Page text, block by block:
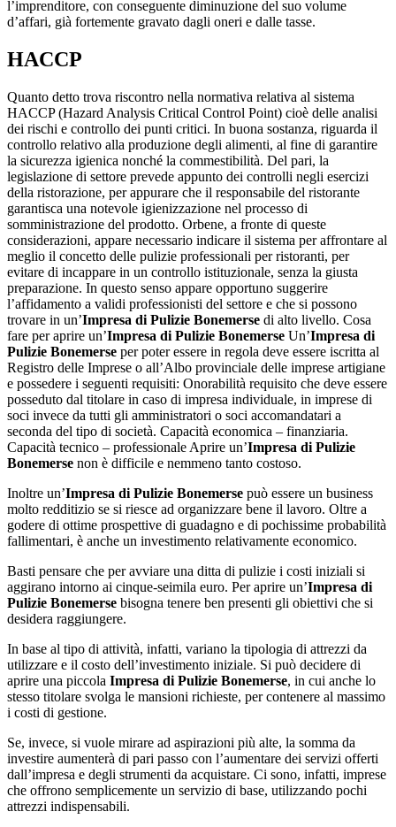
l’imprenditore, con conseguente diminuzione del suo volume
d’affari, già fortemente gravato dagli oneri e dalle tasse.
HACCP
Quanto detto trova riscontro nella normativa relativa al sistema
HACCP (Hazard Analysis Critical Control Point) cioè delle analisi
dei rischi e controllo dei punti critici. In buona sostanza, riguarda il
controllo relativo alla produzione degli alimenti, al fine di garantire
la sicurezza igienica nonché la commestibilità. Del pari, la
legislazione di settore prevede appunto dei controlli negli esercizi
della ristorazione, per appurare che il responsabile del ristorante
garantisca una notevole igienizzazione nel processo di
somministrazione del prodotto. Orbene, a fronte di queste
considerazioni, appare necessario indicare il sistema per affrontare al
meglio il concetto delle pulizie professionali per ristoranti, per
evitare di incappare in un controllo istituzionale, senza la giusta
preparazione. In questo senso appare opportuno suggerire
l’affidamento a validi professionisti del settore e che si possono
trovare in un’Impresa di Pulizie Bonemerse di alto livello. Cosa
fare per aprire un’Impresa di Pulizie Bonemerse Un’Impresa di
Pulizie Bonemerse per poter essere in regola deve essere iscritta al
Registro delle Imprese o all’Albo provinciale delle imprese artigiane
e possedere i seguenti requisiti: Onorabilità requisito che deve essere
posseduto dal titolare in caso di impresa individuale, in imprese di
soci invece da tutti gli amministratori o soci accomandatari a
seconda del tipo di società. Capacità economica – finanziaria.
Capacità tecnico – professionale Aprire un’Impresa di Pulizie
Bonemerse non è difficile e nemmeno tanto costoso.
Inoltre un’Impresa di Pulizie Bonemerse può essere un business
molto redditizio se si riesce ad organizzare bene il lavoro. Oltre a
godere di ottime prospettive di guadagno e di pochissime probabilità
fallimentari, è anche un investimento relativamente economico.
Basti pensare che per avviare una ditta di pulizie i costi iniziali si
aggirano intorno ai cinque-seimila euro. Per aprire un’Impresa di
Pulizie Bonemerse bisogna tenere ben presenti gli obiettivi che si
desidera raggiungere.
In base al tipo di attività, infatti, variano la tipologia di attrezzi da
utilizzare e il costo dell’investimento iniziale. Si può decidere di
aprire una piccola Impresa di Pulizie Bonemerse, in cui anche lo
stesso titolare svolga le mansioni richieste, per contenere al massimo
i costi di gestione.
Se, invece, si vuole mirare ad aspirazioni più alte, la somma da
investire aumenterà di pari passo con l’aumentare dei servizi offerti
dall’impresa e degli strumenti da acquistare. Ci sono, infatti, imprese
che offrono semplicemente un servizio di base, utilizzando pochi
attrezzi indispensabili.